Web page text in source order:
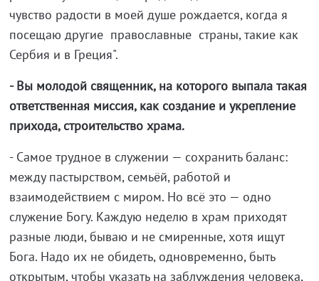
чувство радости в моей душе рождается, когда я
посещаю другие православные страны, такие как
Сербия и в Греция".
- Вы молодой священник, на которого выпала такая
ответственная миссия, как создание и укрепление
прихода, строительство храма.
- Самое трудное в служении — сохранить баланс:
между пастырством, семьёй, работой и
взаимодействием с миром. Но всё это — одно
служение Богу. Каждую неделю в храм приходят
разные люди, бываю и не смиренные, хотя ищут
Бога. Надо их не обидеть, одновременно, быть
открытым, чтобы указать на заблуждения человека,